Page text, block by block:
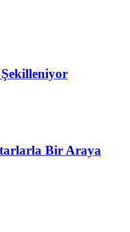
Bir Araya